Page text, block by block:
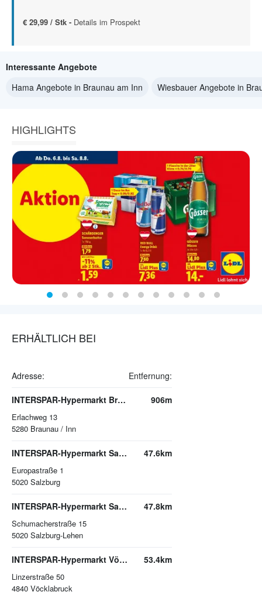
€ 29,99 / Stk - Details im Prospekt
Interessante Angebote
Hama Angebote in Braunau am Inn
Wiesbauer Angebote in
HIGHLIGHTS
ERHÄLTLICH BEI
Adresse: Entfernung:
INTERSPAR-Hypermarkt Braunau
Erlachweg 13
5280 Braunau / Inn
906m
INTERSPAR-Hypermarkt Salzburg, EUROPARK
Europastraße 1
5020 Salzburg
47.6km
INTERSPAR-Hypermarkt Salzburg Lehen
Schumacherstraße 15
5020 Salzburg-Lehen
47.8km
INTERSPAR-Hypermarkt Vöcklabruck, VARENA
Linzerstraße 50
4840 Vöcklabruck
53.4km